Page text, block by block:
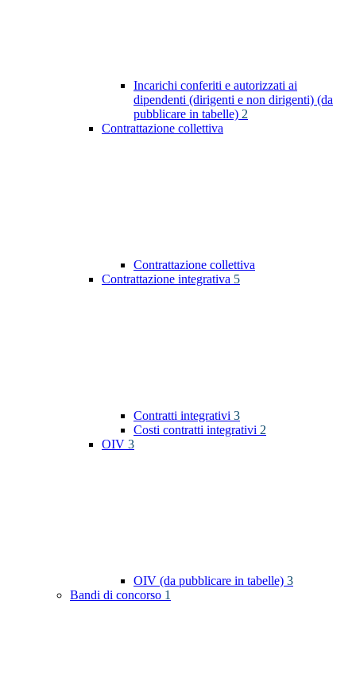
Incarichi conferiti e autorizzati ai
dipendenti (dirigenti e non dirigenti) (da
pubblicare in tabelle) 2
Contrattazione collettiva
Contrattazione collettiva
Contrattazione integrativa 5
Contratti integrativi 3
Costi contratti integrativi 2
OIV 3
OIV (da pubblicare in tabelle) 3
Bandi di concorso 1